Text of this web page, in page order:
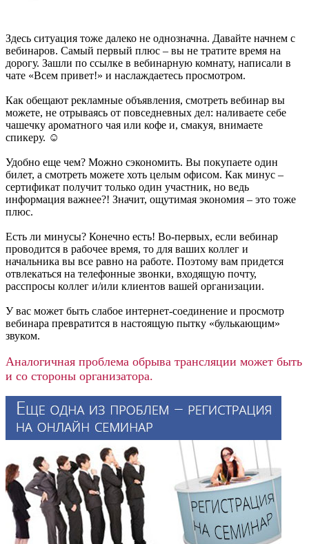
Здесь ситуация тоже далеко не однозначна. Давайте начнем с
вебинаров. Самый первый плюс – вы не тратите время на
дорогу. Зашли по ссылке в вебинарную комнату, написали в
чате «Всем привет!» и наслаждаетесь просмотром.
Как обещают рекламные объявления, смотреть вебинар вы
можете, не отрываясь от повседневных дел: наливаете себе
чашечку ароматного чая или кофе и, смакуя, внимаете
спикеру. ☺
Удобно еще чем? Можно сэкономить. Вы покупаете один
билет, а смотреть можете хоть целым офисом. Как минус –
сертификат получит только один участник, но ведь
информация важнее?! Значит, ощутимая экономия – это тоже
плюс.
Есть ли минусы? Конечно есть! Во-первых, если вебинар
проводится в рабочее время, то для ваших коллег и
начальника вы все равно на работе. Поэтому вам придется
отвлекаться на телефонные звонки, входящую почту,
расспросы коллег и/или клиентов вашей организации.
У вас может быть слабое интернет-соединение и просмотр
вебинара превратится в настоящую пытку «булькающим»
звуком.
Аналогичная проблема обрыва трансляции может быть
и со стороны организатора.